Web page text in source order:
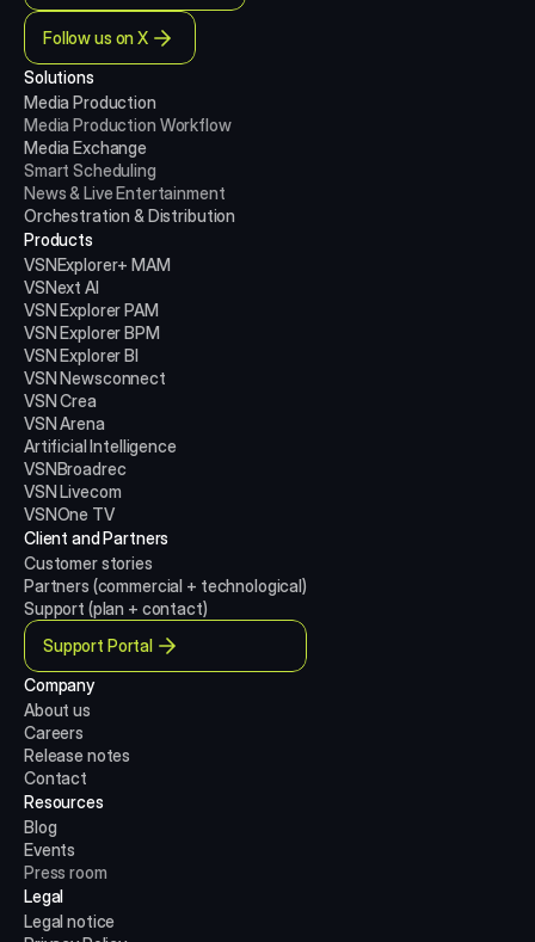
Follow us on X
Solutions
Media Production
Media Production Workflow
Media Exchange
Smart Scheduling
News & Live Entertainment
Orchestration & Distribution
Products
VSNExplorer+ MAM
VSNext AI
VSN Explorer PAM
VSN Explorer BPM
VSN Explorer BI
VSN Newsconnect
VSN Crea
VSN Arena
Artificial Intelligence
VSNBroadrec
VSN Livecom
VSNOne TV
Client and Partners
Customer stories
Partners (commercial + technological)
Support (plan + contact)
Support Portal
Company
About us
Careers
Release notes
Contact
Resources
Blog
Events
Press room
Legal
Legal notice